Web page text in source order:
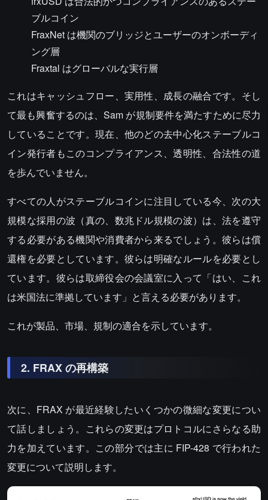
ブルコイン
FraxNet は機関のブリッジとユーザーのオンボーディ
ング層
Fraxtal はグローバルな実行層
これはキャッシュフロー、実用性、成長の融合です。そし
て最も興奮するのは、Sam が規制要件を満たすために尽力
していることです。現在、他のどの去中心化ステーブルコ
イン発行者もこのコンプライアンス、透明性、合法性の道
を歩んでいません。
すべての人がステーブルコインに注目している今、次の大
規模な採用の波（真の、数兆ドル規模の波）は、法を遵守
する必要がある機関や消費者から来るでしょう。彼らは償
還権を必要としています。彼らは明確なルールを必要とし
ています。彼らは取締役会の会議室に入って「はい、これ
は米国法に準拠しています」と言える必要があります。
これが製品、市場、規制の適合を示しています。
2. FRAX の再構築
次に、FRAX が最近経験したいくつかの微細な変更につい
て話しましょう。これらの変更はプロトコルにさらなる助
力を加えています。この部分では主に FIP-428 で行われた
変更について説明します。